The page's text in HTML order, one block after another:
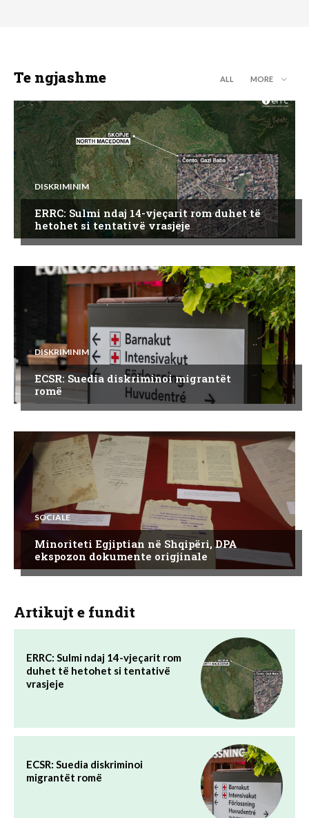
Te ngjashme ALL MORE
DISKRIMINIM
ERRC: Sulmi ndaj 14-vjeçarit rom duhet të
hetohet si tentativë vrasjeje
DISKRIMINIM
ECSR: Suedia diskriminoi migrantët
romë
SOCIALE
Minoriteti Egjiptian në Shqipëri, DPA
ekspozon dokumente origjinale
Artikujt e fundit
ERRC: Sulmi ndaj 14-vjeçarit rom
duhet të hetohet si tentativë
vrasjeje
ECSR: Suedia diskriminoi
migrantët romë